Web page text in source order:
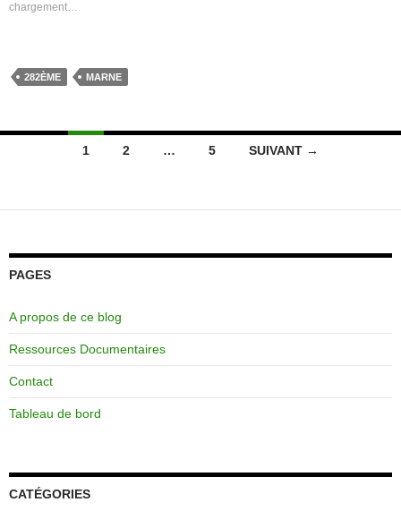
chargement…
282ÈME MARNE
Navigation
articles
1 2 … 5 SUIVANT →
PAGES
A propos de ce blog
Ressources Documentaires
Contact
Tableau de bord
CATÉGORIES